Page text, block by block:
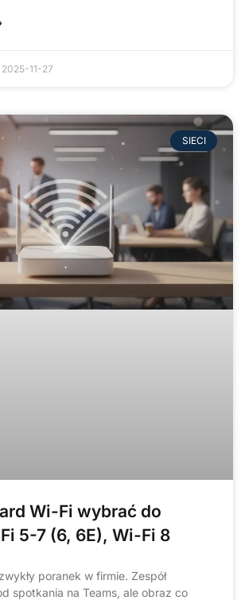
2025-11-27
SIECI
Wi-Fi wybrać do
5-7 (6, 6E), Wi-Fi 8
poranek w firmie. Zespół
spotkania na Teams, ale obraz co